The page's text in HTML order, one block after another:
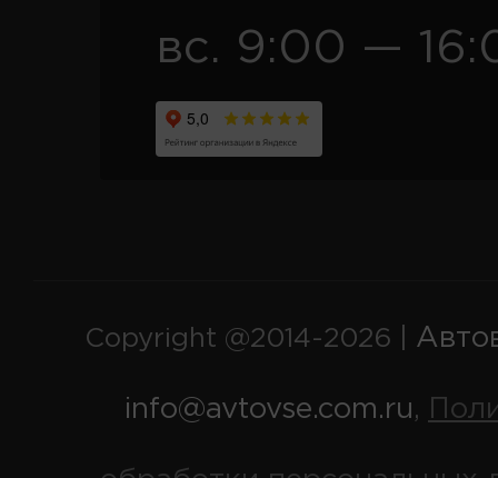
вс. 9:00 —
Copyright @2014-2026 |
info@avtovse.com.ru,